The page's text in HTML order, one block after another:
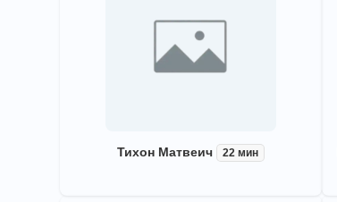
Тихон Матвеич 22 мин